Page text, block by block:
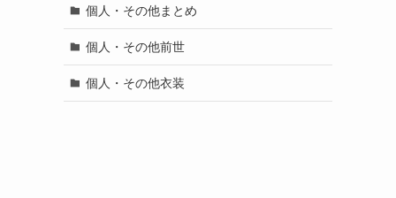
個人・その他まとめ
個人・その他前世
個人・その他衣装